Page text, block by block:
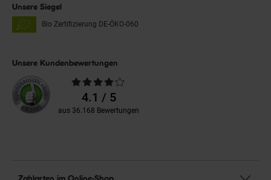
Unsere Siegel
Bio Zertifizierung DE-ÖKO-060
Unsere Kundenbewertungen
Durchschnittliche
Bewertungen4.1 / 5
aus 36.168 Bewertungen